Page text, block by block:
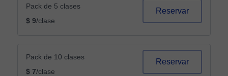
Pack de 5 clases
$ 9/clase
Reservar
Pack de 10 clases
$ 7/clase
Reservar